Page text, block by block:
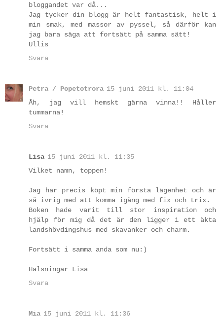
bloggandet var då...
Jag tycker din blogg är helt fantastisk, helt i
min smak, med massor av pyssel, så därför kan
jag bara säga att fortsätt på samma sätt!
Ullis
Svara
Petra / Popetotrora 15 juni 2011 kl. 11:04
Åh, jag vill hemskt gärna vinna!! Håller
tummarna!
Svara
Lisa 15 juni 2011 kl. 11:35
Vilket namn, toppen!
Jag har precis köpt min första lägenhet och är
så ivrig med att komma igång med fix och trix.
Boken hade varit till stor inspiration och
hjälp för mig då det är den ligger i ett äkta
landshövdingshus med skavanker och charm.
Fortsätt i samma anda som nu:)
Hälsningar Lisa
Svara
Mia 15 juni 2011 kl. 11:36